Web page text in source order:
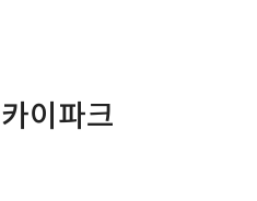
이파크